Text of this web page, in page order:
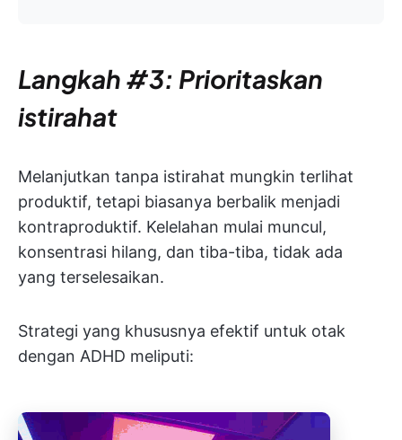
Langkah #3: Prioritaskan
istirahat
Melanjutkan tanpa istirahat mungkin terlihat
produktif, tetapi biasanya berbalik menjadi
kontraproduktif. Kelelahan mulai muncul,
konsentrasi hilang, dan tiba-tiba, tidak ada
yang terselesaikan.
Strategi yang khususnya efektif untuk otak
dengan ADHD meliputi: